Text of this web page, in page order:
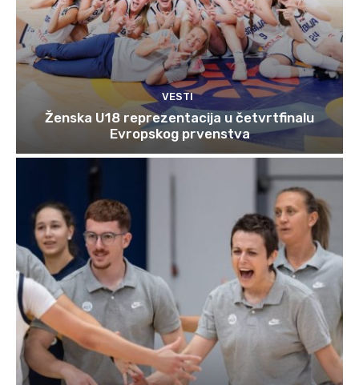
VESTI
Ženska U18 reprezentacija u četvrtfinalu
Evropskog prvenstva